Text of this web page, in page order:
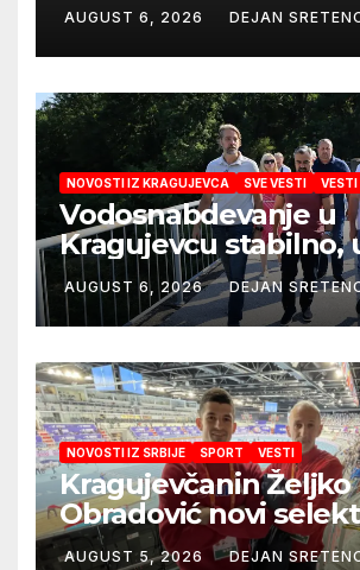
vredne 9,6 miliona
AUGUST 6, 2026 DEJAN
NOVOSTI IZ KRAGUJEVCA SVE VESTI VESTI
Vodosnabdevanje u
Kragujevcu stabilno,
obezbedila sigurnije
snabdevanje
AUGUST 6, 2026 DEJAN
NOVOSTI IZ SRBIJE SPORT VESTI
Kragujevčanin Željko
Obradović novi
Atletske
AUGUST 5, 2026 DEJAN